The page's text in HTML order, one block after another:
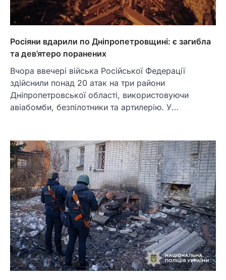
Росіяни вдарили по Дніпропетровщині: є загибла
та дев’ятеро поранених
Вчора ввечері війська Російської Федерації
здійснили понад 20 атак на три райони
Дніпропетровської області, використовуючи
авіабомби, безпілотники та артилерію. У…